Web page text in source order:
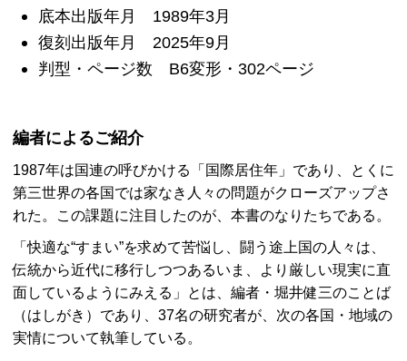
底本出版年月 1989年3月
復刻出版年月 2025年9月
判型・ページ数 B6変形・302ページ
編者によるご紹介
1987年は国連の呼びかける「国際居住年」であり、とくに
第三世界の各国では家なき人々の問題がクローズアップさ
れた。この課題に注目したのが、本書のなりたちである。
「快適な“すまい”を求めて苦悩し、闘う途上国の人々は、
伝統から近代に移行しつつあるいま、より厳しい現実に直
面しているようにみえる」とは、編者・堀井健三のことば
（はしがき）であり、37名の研究者が、次の各国・地域の
実情について執筆している。